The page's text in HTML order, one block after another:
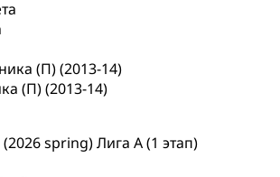
(П) (2013-14)
spring) Лига А (1 этап)